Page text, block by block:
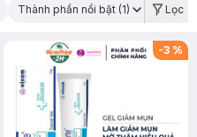
Thành phần nổi bật (1) Loại
Lọc
-3 %